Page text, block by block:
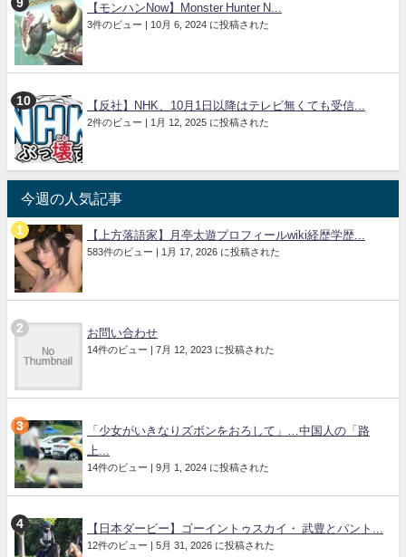
【モンハンNow】Monster Hunter N...
3件のビュー | 10月 6, 2024 に投稿された
【反社】NHK、10月1日以降はテレビ無くても受信...
2件のビュー | 1月 12, 2025 に投稿された
今週の人気記事
【上方落語家】月亭太遊プロフィールwiki経歴学歴...
583件のビュー | 1月 17, 2026 に投稿された
お問い合わせ
14件のビュー | 7月 12, 2023 に投稿された
「少女がいきなりズボンをおろして」…中国人の「路
上...
14件のビュー | 9月 1, 2024 に投稿された
【日本ダービー】ゴーイントゥスカイ・ 武豊とパント...
12件のビュー | 5月 31, 2026 に投稿された